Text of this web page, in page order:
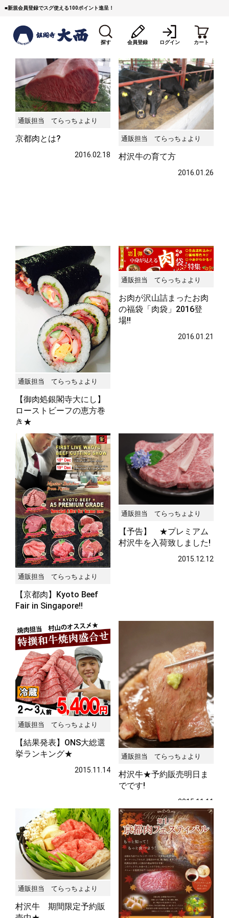
■新規会員登録でスグ使える100ポイント進呈！
探す
すき焼き ステーキ
サステナブル・和牛
（熟）
千代幻豚 贈り物・ギフト
会員登録 ログイン カート
通販担当 てらっちょより
京都肉とは?
2016.02.18
通販担当 てらっちょより
村沢牛の育て方
2016.01.26
通販担当 てらっちょより
【御肉処銀閣寺大にし】
ローストビーフの恵方巻
き★
2016.01.23
通販担当 てらっちょより
お肉が沢山詰まったお肉
の福袋「肉袋」2016登
場!!
2016.01.21
通販担当 てらっちょより
【京都肉】Kyoto Beef
Fair in Singapore!!
2015.12.23
通販担当 てらっちょより
【予告】 ★プレミアム
村沢牛を入荷致しました!
2015.12.12
通販担当 てらっちょより
【結果発表】ONS大総選
挙ランキング★
2015.11.14
通販担当 てらっちょより
村沢牛★予約販売明日ま
でです!
2015.11.11
通販担当 てらっちょより
村沢牛 期間限定予約販